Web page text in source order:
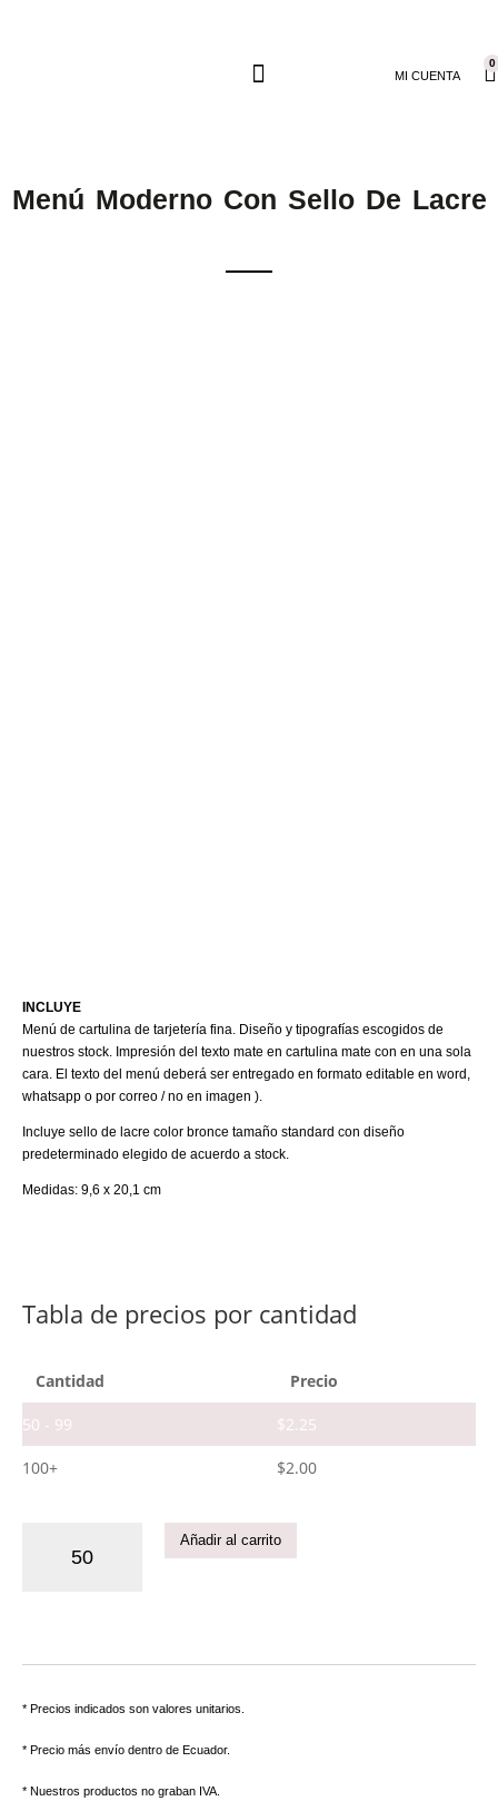
MI CUENTA
0
Menú Moderno Con Sello De Lacre
INCLUYE
Menú de cartulina de tarjetería fina. Diseño y tipografías escogidos de
nuestros stock. Impresión del texto mate en cartulina mate con en una sola
cara. El texto del menú deberá ser entregado en formato editable en word,
whatsapp o por correo / no en imagen ).
Incluye sello de lacre color bronce tamaño standard con diseño
predeterminado elegido de acuerdo a stock.
Medidas: 9,6 x 20,1 cm
Tabla de precios por cantidad
Cantidad Precio
50 - 99 $2.25
100+ $2.00
Añadir al carrito
* Precios indicados son valores unitarios.
* Precio más envío dentro de Ecuador.
* Nuestros productos no graban IVA.